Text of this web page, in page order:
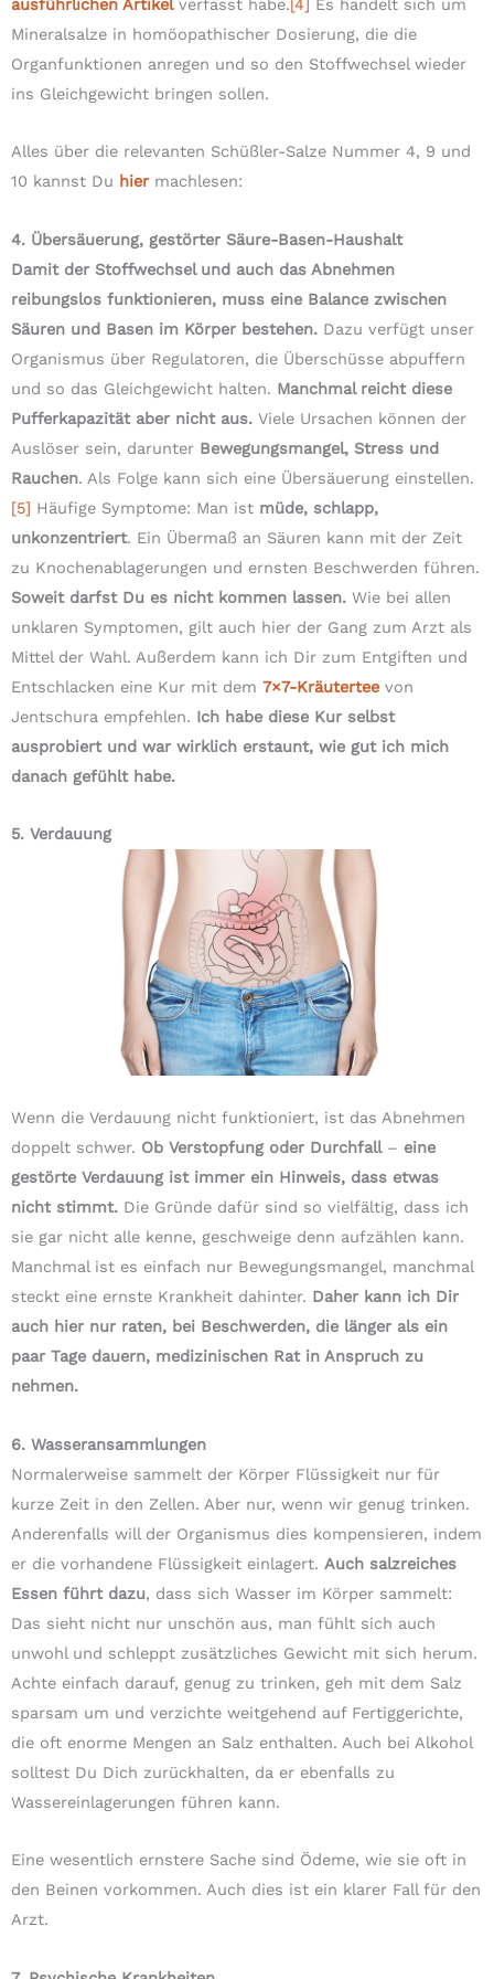
ausführlichen Artikelverfasst habe. [4]
Es handelt sich um
Mineralsalze in homöopathischer Dosierung, die die
Organfunktionen anregen und so den Stoffwechsel wieder
ins Gleichgewicht bringen sollen.
Alles über die relevanten Schüßler-Salze Nummer 4, 9 und
10 kannst Du hiermachlesen:
4. Übersäuerung, gestörter Säure-Basen-Haushalt
Damit der Stoffwechsel und auch das Abnehmen
reibungslos funktionieren, muss eine Balance zwischen
Säuren und Basen im Körper bestehen. Dazu verfügt unser
Organismus über Regulatoren, die Überschüsse abpuffern
und so das Gleichgewicht halten. Manchmal reicht diese
Pufferkapazität aber nicht aus. Viele Ursachen können der
Auslöser sein, darunter Bewegungsmangel, Stress und
Rauchen. Als Folge kann sich eine Übersäuerung einstellen.
[5] Häufige Symptome: Man ist müde, schlapp,
unkonzentriert. Ein Übermaß an Säuren kann mit der Zeit
zu Knochenablagerungen und ernsten Beschwerden führen.
Soweit darfst Du es nicht kommen lassen. Wie bei allen
unklaren Symptomen, gilt auch hier der Gang zum Arzt als
Mittel der Wahl. Außerdem kann ich Dir zum Entgiften und
Entschlacken eine Kur mit dem 7×7-Kräuterteevon
Jentschura empfehlen. Ich habe diese Kur selbst
ausprobiert und war wirklich erstaunt, wie gut ich mich
danach gefühlt habe.
5. Verdauung
Wenn die Verdauung nicht funktioniert, ist das Abnehmen
doppelt schwer. Ob Verstopfung oder Durchfall– eine
gestörte Verdauung ist immer ein Hinweis, dass etwas
nicht stimmt. Die Gründe dafür sind so vielfältig, dass ich
sie gar nicht alle kenne, geschweige denn aufzählen kann.
Manchmal ist es einfach nur Bewegungsmangel, manchmal
steckt eine ernste Krankheit dahinter. Daher kann ich Dir
auch hier nur raten, bei Beschwerden, die länger als ein
paar Tage dauern, medizinischen Rat in Anspruch zu
nehmen.
6. Wasseransammlungen
Normalerweise sammelt der Körper Flüssigkeit nur für
kurze Zeit in den Zellen. Aber nur, wenn wir genug trinken.
Anderenfalls will der Organismus dies kompensieren, indem
er die vorhandene Flüssigkeit einlagert. Auch salzreiches
Essen führt dazu, dass sich Wasser im Körper sammelt:
Das sieht nicht nur unschön aus, man fühlt sich auch
unwohl und schleppt zusätzliches Gewicht mit sich herum.
Achte einfach darauf, genug zu trinken, geh mit dem Salz
sparsam um und verzichte weitgehend auf Fertiggerichte,
die oft enorme Mengen an Salz enthalten. Auch bei Alkohol
solltest Du Dich zurückhalten, da er ebenfalls zu
Wassereinlagerungen führen kann.
Eine wesentlich ernstere Sache sind Ödeme, wie sie oft in
den Beinen vorkommen. Auch dies ist ein klarer Fall für den
Arzt.